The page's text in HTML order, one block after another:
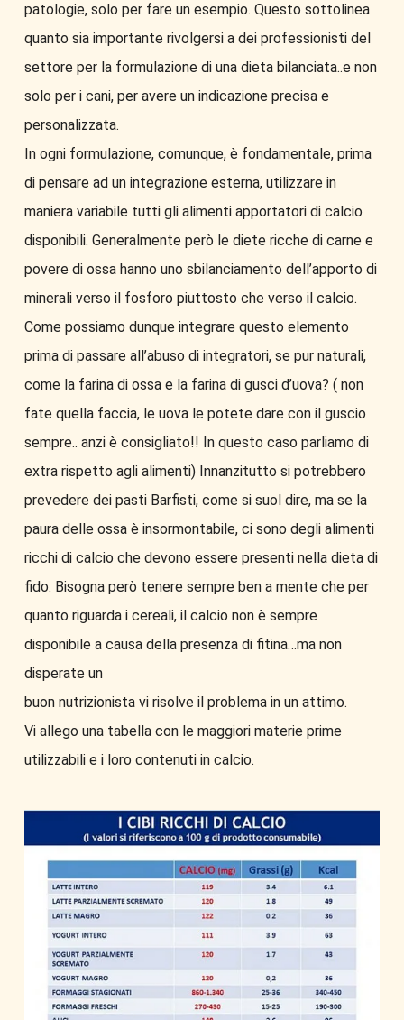
patologie, solo per fare un esempio. Questo sottolinea
quanto sia importante rivolgersi a dei professionisti del
settore per la formulazione di una dieta bilanciata..e non
solo per i cani, per avere un indicazione precisa e
personalizzata.
In ogni formulazione, comunque, è fondamentale, prima
di pensare ad un integrazione esterna, utilizzare in
maniera variabile tutti gli alimenti apportatori di calcio
disponibili. Generalmente però le diete ricche di carne e
povere di ossa hanno uno sbilanciamento dell’apporto di
minerali verso il fosforo piuttosto che verso il calcio.
Come possiamo dunque integrare questo elemento
prima di passare all’abuso di integratori, se pur naturali,
come la farina di ossa e la farina di gusci d’uova? ( non
fate quella faccia, le uova le potete dare con il guscio
sempre.. anzi è consigliato!! In questo caso parliamo di
extra rispetto agli alimenti) Innanzitutto si potrebbero
prevedere dei pasti Barfisti, come si suol dire, ma se la
paura delle ossa è insormontabile, ci sono degli alimenti
ricchi di calcio che devono essere presenti nella dieta di
fido. Bisogna però tenere sempre ben a mente che per
quanto riguarda i cereali, il calcio non è sempre
disponibile a causa della presenza di fitina…ma non
disperate un
buon nutrizionista vi risolve il problema in un attimo.
Vi allego una tabella con le maggiori materie prime
utilizzabili e i loro contenuti in calcio.